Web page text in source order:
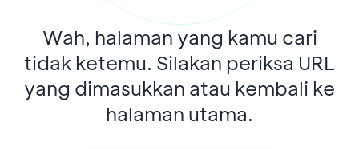
Wah, halaman yang kamu cari
tidak ketemu. Silakan periksa URL
yang dimasukkan atau kembali ke
halaman utama.